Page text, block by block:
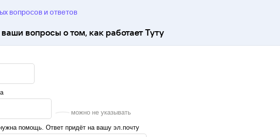
вопросов и ответов
вопросы о том, как работает Туту
можно не указывать
помощь. Ответ придёт на вашу эл.почту